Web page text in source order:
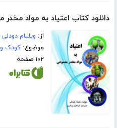
دانلود کتاب اعتیاد به مواد
از: ویلیام دودلی
موضوع:کودک و
۱۰۲ صفحه